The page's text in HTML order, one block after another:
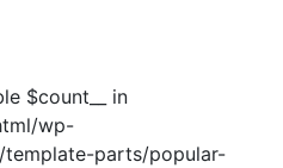
$count__ in
wp-
parts/popular-